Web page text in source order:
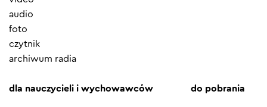
audio
foto
czytnik
archiwum radia
dla nauczycieli i wychowawców do pobrania